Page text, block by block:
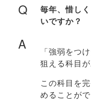
Q
毎年、惜し
いですか？
A
「強弱をつ
狙える科目が
この科目を
めることがで